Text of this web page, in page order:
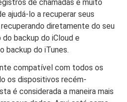
de chamadas e muito
ajudá-lo a recuperar seus
diretamente do seu
backup do iCloud e
backup do iTunes.
compatível com todos os
os dispositivos recém-
é considerada a maneira mais